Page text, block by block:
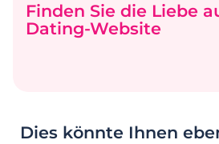
Finden Sie die Liebe
Dating-Website
Dies könnte Ihnen